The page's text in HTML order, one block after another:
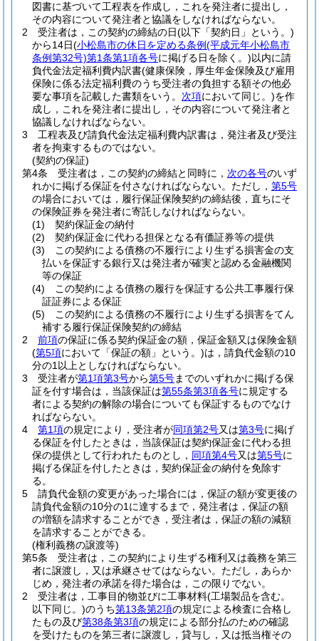
図書に基づいて工程表を作成し，これを発注者に提出し，
その内容について発注者と協議をしなければならない。
2
受注者は，この契約の締結の日(以下「契約日」という。)
から14日(小松島市の休日を定める条例(平成元年小松島市
条例第32号)第1条第1項各号に掲げる日を除く。)以内に請
負代金法定福利費内訳書(健康保険，厚生年金保険及び雇用
保険に係る法定福利費のうち受注者の負担する額その他必
要な事項を記載した書類をいう。 次項において同じ。)を作
成し，これを発注者に提出し，その内容について発注者と
協議しなければならない。
3
工程表及び請負代金法定福利費内訳書は，発注者及び受注
者を拘束するものではない。
(契約の保証)
第4条
受注者は，この契約の締結と同時に， 次の各号のいず
れかに掲げる保証を付さなければならない。 ただし， 第5号
の場合においては，履行保証保険契約の締結後，直ちにそ
の保険証券を発注者に寄託しなければならない。
(1)
契約保証金の納付
(2)
契約保証金に代わる担保となる有価証券等の提供
(3)
この契約による債務の不履行により生ずる損害金の支
払いを保証する銀行又は発注者が確実と認める金融機関
等の保証
(4)
この契約による債務の履行を保証する公共工事履行保
証証券による保証
(5)
この契約による債務の不履行により生ずる損害をてん
補する履行保証保険契約の締結
2
前項の保証に係る契約保証金の額，保証金額又は保険金額
(第5項において「保証の額」という。)は，請負代金額の10
分の1以上としなければならない。
3
受注者が第1項第3号から第5号までのいずれかに掲げる保
証を付す場合は，当該保証は第55条第3項各号に規定する
者による契約の解除の場合についても保証するものでなけ
ればならない。
4
第1項の規定により，受注者が同項第2号又は第3号に掲げ
る保証を付したときは，当該保証は契約保証金に代わる担
保の提供として行われたものとし， 同項第4号又は第5号に
掲げる保証を付したときは，契約保証金の納付を免除す
る。
5
請負代金額の変更があった場合には，保証の額が変更後の
請負代金額の10分の1に達するまで，発注者は，保証の額
の増額を請求することができ，受注者は，保証の額の減額
を請求することができる。
(権利義務の譲渡等)
第5条
受注者は，この契約により生ずる権利又は義務を第三
者に譲渡し，又は承継させてはならない。 ただし，あらか
じめ，発注者の承諾を得た場合は，この限りでない。
2
受注者は，工事目的物並びに工事材料(工場製品を含む。
以下同じ。)のうち第13条第2項の規定による検査に合格し
たもの及び第38条第3項の規定による部分払のための確認
を受けたものを第三者に譲渡し，貸与し，又は抵当権その